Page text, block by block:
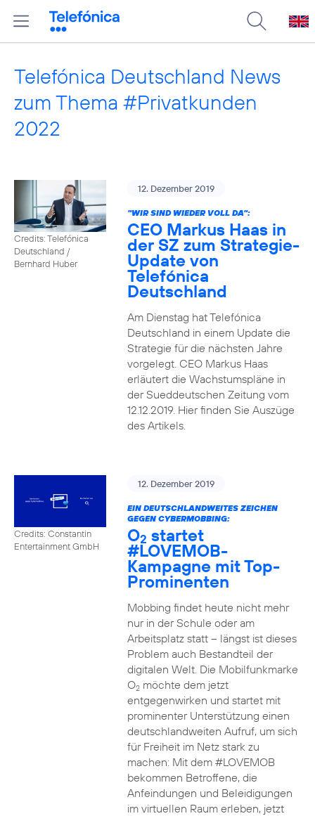
Telefónica Deutschland News
zum Thema #Privatkunden
2022
Credits: Telefónica
Deutschland /
Bernhard Huber
12. Dezember 2019
"WIR SIND WIEDER VOLL DA":
CEO Markus Haas in
der SZ zum Strategie-
Update von
Telefónica
Deutschland
Am Dienstag hat Telefónica
Deutschland in einem Update die
Strategie für die nächsten Jahre
vorgelegt. CEO Markus Haas
erläutert die Wachstumspläne in
der Sueddeutschen Zeitung vom
12.12.2019. Hier finden Sie Auszüge
des Artikels.
Credits: Constantin
Entertainment GmbH
12. Dezember 2019
EIN DEUTSCHLANDWEITES ZEICHEN
GEGEN CYBERMOBBING:
O2 startet
#LOVEMOB-
Kampagne mit Top-
Prominenten
Mobbing findet heute nicht mehr
nur in der Schule oder am
Arbeitsplatz statt – längst ist dieses
Problem auch Bestandteil der
digitalen Welt. Die Mobilfunkmarke
O2möchte dem jetzt
entgegenwirken und startet mit
prominenter Unterstützung einen
deutschlandweiten Aufruf, um sich
für Freiheit im Netz stark zu
machen: Mit dem #LOVEMOB
bekommen Betroffene, die
Anfeindungen und Beleidigungen
im virtuellen Raum erleben, jetzt